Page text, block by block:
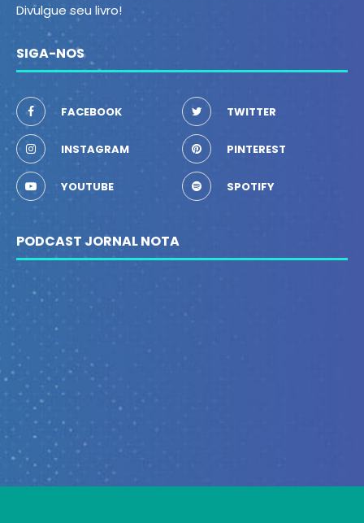
Divulgue seu livro!
SIGA-NOS
FACEBOOK TWITTER
INSTAGRAM PINTEREST
YOUTUBE SPOTIFY
PODCAST JORNAL NOTA